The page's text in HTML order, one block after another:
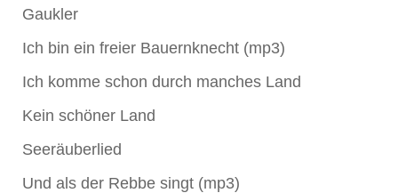
Gaukler
Ich bin ein freier Bauernknecht (mp3)
Ich komme schon durch manches Land
Kein schöner Land
Seeräuberlied
Und als der Rebbe singt (mp3)